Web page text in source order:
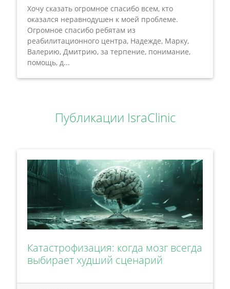
Хочу сказать огромное спасибо всем, кто
оказался неравнодушен к моей проблеме.
Огромное спасибо ребятам из
реабилитационного центра, Надежде, Марку,
Валерию, Дмитрию, за терпение, понимание,
помощь, д...
Публикации IsraClinic
Катастрофизация: когда мозг всегда
выбирает худший сценарий